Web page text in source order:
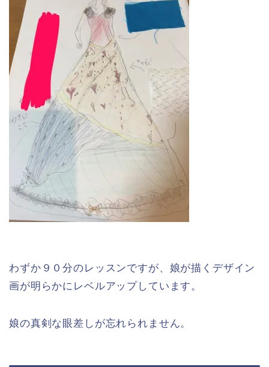
わずか９０分のレッスンですが、娘が描くデザイン
画が明らかにレベルアップしています。
娘の真剣な眼差しが忘れられません。